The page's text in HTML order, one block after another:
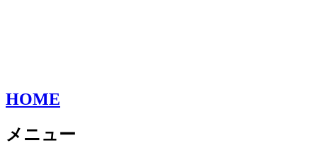
HOME
メニュー